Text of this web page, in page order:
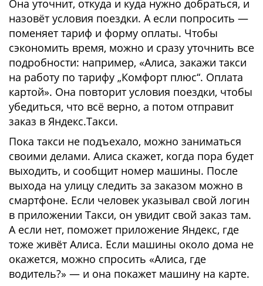
Она уточнит, откуда и куда нужно добраться, и
назовёт условия поездки. А если попросить —
поменяет тариф и форму оплаты. Чтобы
сэкономить время, можно и сразу уточнить все
подробности: например, «Алиса, закажи такси
на работу по тарифу „Комфорт плюс“. Оплата
картой». Она повторит условия поездки, чтобы
убедиться, что всё верно, а потом отправит
заказ в Яндекс.Такси.
Пока такси не подъехало, можно заниматься
своими делами. Алиса скажет, когда пора будет
выходить, и сообщит номер машины. После
выхода на улицу следить за заказом можно в
смартфоне. Если человек указывал свой логин
в приложении Такси, он увидит свой заказ там.
А если нет, поможет приложение Яндекс, где
тоже живёт Алиса. Если машины около дома не
окажется, можно спросить «Алиса, где
водитель?» — и она покажет машину на карте.